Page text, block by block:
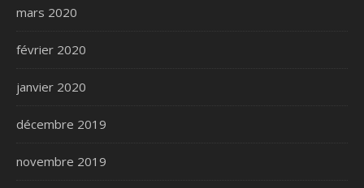
mars 2020
février 2020
janvier 2020
décembre 2019
novembre 2019